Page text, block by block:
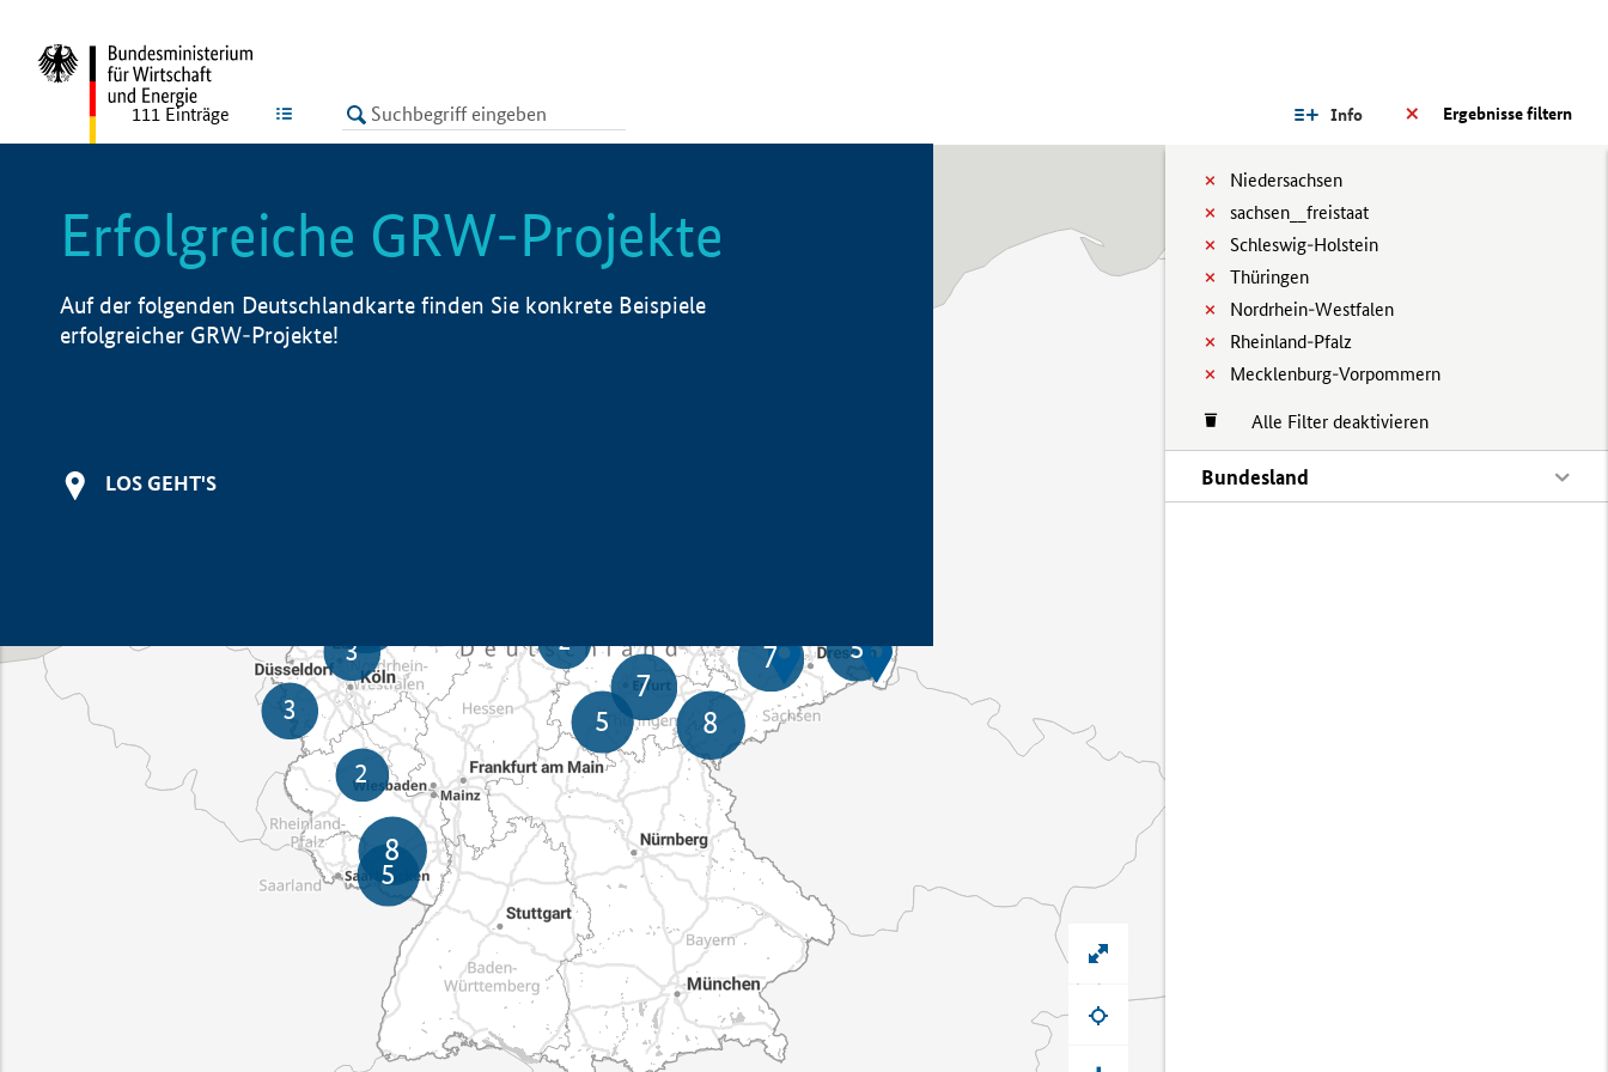
LISTE Ergebnisse filtern
Info
Niedersachsen
sachsen__freistaat
Schleswig-Holstein
Thüringen
Nordrhein-Westfalen
Rheinland-Pfalz
Mecklenburg-Vorpommern
Alle Filter deaktivieren
Bundesland
111 Einträge
Erfolgreiche GRW-Projekte
Auf der folgenden Deutschlandkarte finden Sie konkrete Beispiele
erfolgreicher GRW-Projekte!
LOS GEHT'S